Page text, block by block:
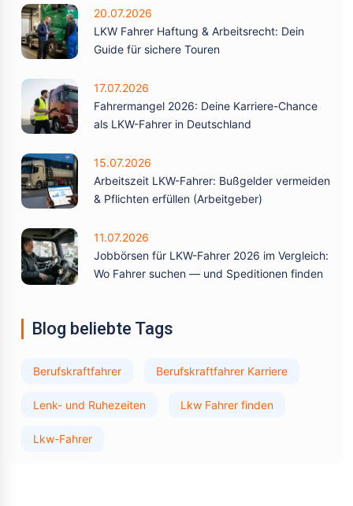
20.07.2026
LKW Fahrer Haftung & Arbeitsrecht: Dein
Guide für sichere Touren
17.07.2026
Fahrermangel 2026: Deine Karriere-Chance
als LKW-Fahrer in Deutschland
15.07.2026
Arbeitszeit LKW-Fahrer: Bußgelder vermeiden
& Pflichten erfüllen (Arbeitgeber)
11.07.2026
Jobbörsen für LKW-Fahrer 2026 im Vergleich:
Wo Fahrer suchen — und Speditionen finden
Blog beliebte Tags
Berufskraftfahrer Berufskraftfahrer Karriere
Lenk- und Ruhezeiten Lkw Fahrer finden
Lkw-Fahrer